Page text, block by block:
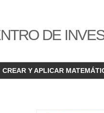
DE
Y APLICAR